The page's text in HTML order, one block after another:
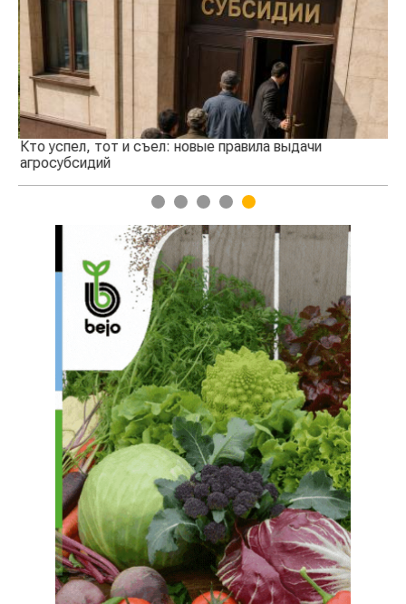
Кто успел, тот и съел: новые правила выдачи
агросубсидий
1 2 3 4 5